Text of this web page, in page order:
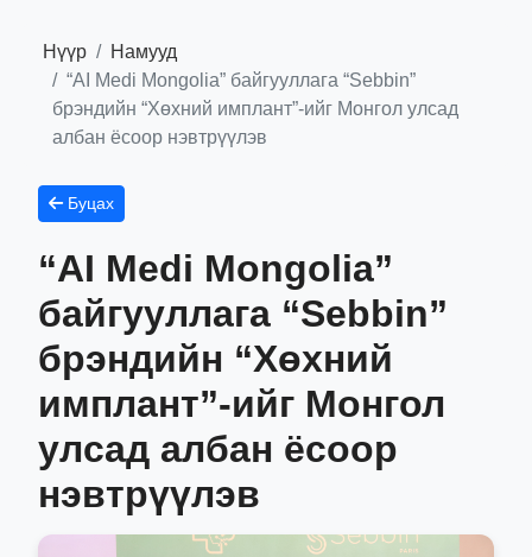
Нүүр
Намууд
“AI Medi Mongolia” байгууллага “Sebbin”
брэндийн “Хөхний имплант”-ийг Монгол улсад
албан ёсоор нэвтрүүлэв
Буцах
“AI Medi Mongolia”
байгууллага “Sebbin”
брэндийн “Хөхний
имплант”-ийг Монгол
улсад албан ёсоор
нэвтрүүлэв